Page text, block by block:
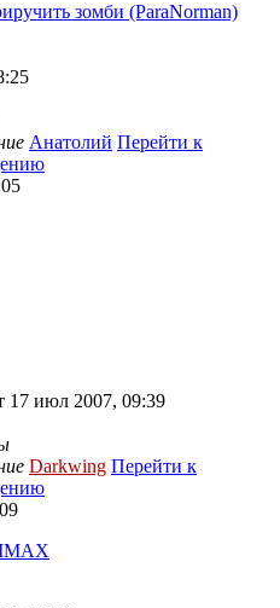
зомби (ParaNorman)
Анатолий Перейти к
17 июл 2007, 09:39
Darkwing Перейти к